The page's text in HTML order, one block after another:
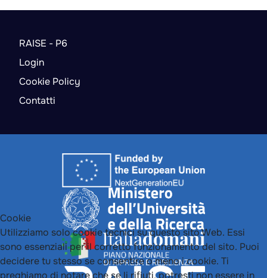
RAISE - P6
Login
Cookie Policy
Contatti
Cookie
Utilizziamo solo cookie tecnici su questo sito Web. Essi
sono essenziali per il corretto funzionamento del sito. Puoi
decidere tu stesso se consentire o meno i cookie. Ti
preghiamo di notare che se li rifiuti, potresti non essere in